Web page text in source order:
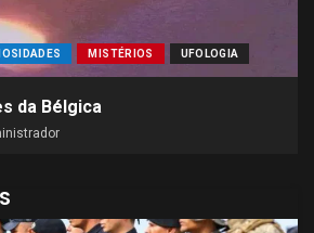
MISTÉRIOS UFOLOGIA
da Bélgica